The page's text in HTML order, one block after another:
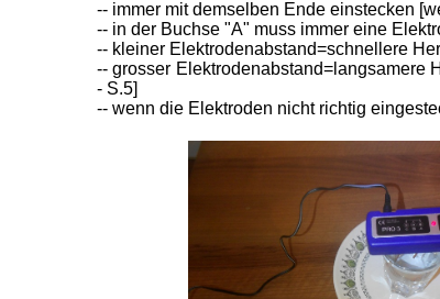
-- immer mit demselben Ende einstecken
-- in der Buchse "A" muss immer eine
-- kleiner Elektrodenabstand=schnellere
-- grosser Elektrodenabstand=langsamere
- S.5]
-- wenn die Elektroden nicht richtig